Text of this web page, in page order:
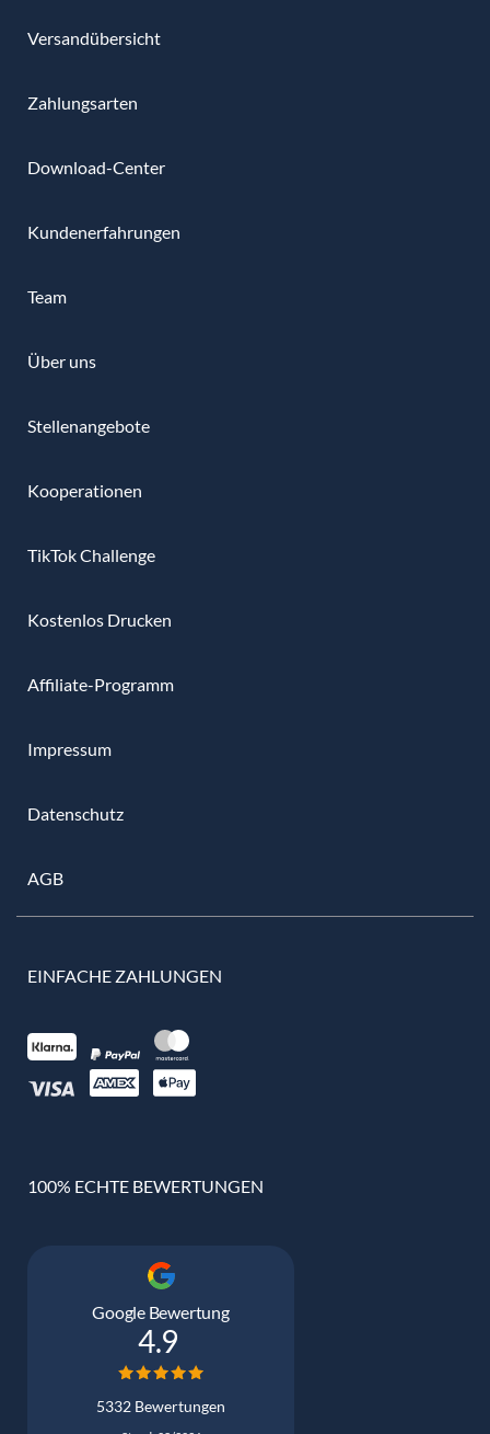
Versandübersicht
Zahlungsarten
Download-Center
Kundenerfahrungen
Team
Über uns
Stellenangebote
Kooperationen
TikTok Challenge
Kostenlos Drucken
Affiliate-Programm
Impressum
Datenschutz
AGB
EINFACHE ZAHLUNGEN
100% ECHTE BEWERTUNGEN
Google Bewertung
4.9
5332 Bewertungen